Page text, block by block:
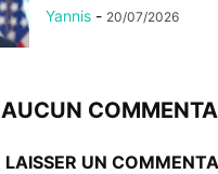
Yannis - 20/07/2026
AUCUN
LAISSER UN